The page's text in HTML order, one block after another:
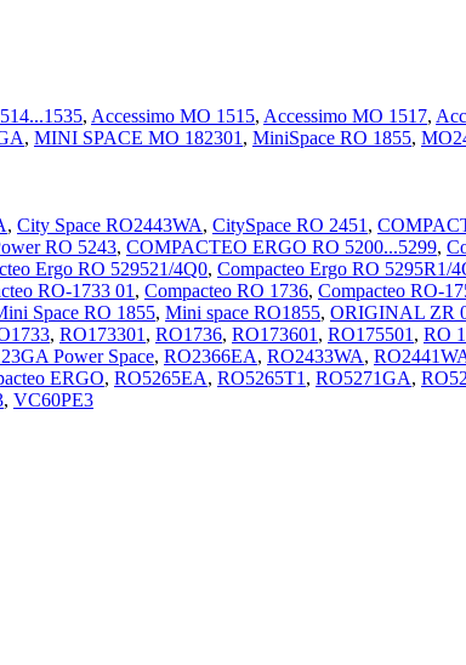
, Accessimo MO 1515, Accessimo MO 1517,
, MINI SPACE MO 182301 , MiniSpace RO 1855,
, City Space RO2443WA, CitySpace RO 2451 ,
RO 5243, COMPACTEO ERGO RO 5200...5299,
Ergo RO 529521/4Q0, Compacteo Ergo RO 5295R1/
RO-1733 01 , Compacteo RO 1736, Compacteo RO-
Space RO 1855, Mini space RO1855, ORIGINAL ZR
, RO173301 , RO1736, RO173601 , RO175501 , RO
Power Space, RO2366EA, RO2433WA,
ERGO, RO5265EA, RO5265T1 , RO5271GA,
, VC60PE3